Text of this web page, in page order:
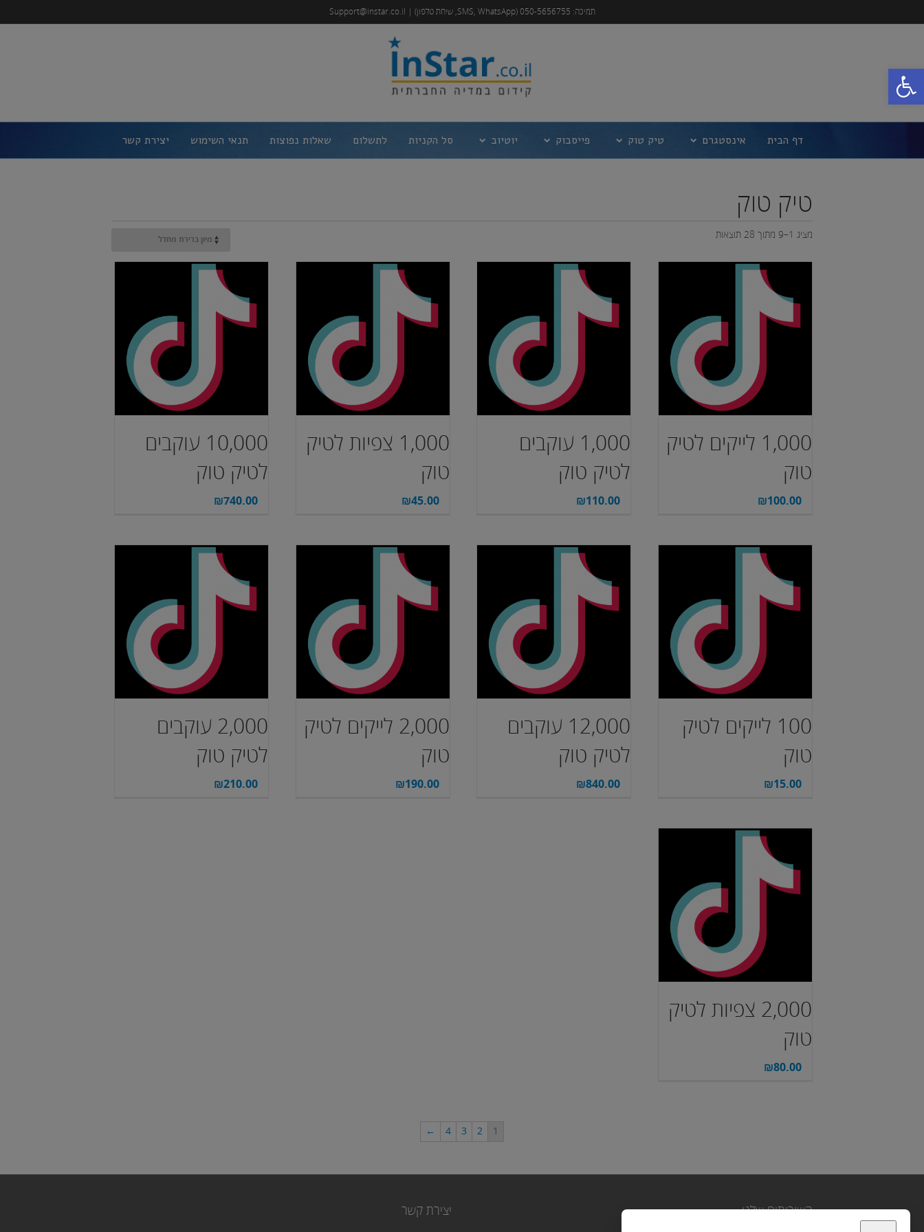
פתח סרגל נגישות
תמיכה: 050-5656755 (SMS, WhatsApp, שיחת טלפון) | Support@instar.co.il
דף הבית אינסטגרם טיק טוק פייסבוק יוטיוב סל הקניות לתשלום שאלות נפוצות תנאי השימוש יצירת קשר
טיק טוק
מציג 1–9 מתוך 28 תוצאות
1,000 לייקים לטיק
טוק
₪100.00
1,000 עוקבים
לטיק טוק
₪110.00
1,000 צפיות לטיק
טוק
₪45.00
10,000 עוקבים
לטיק טוק
₪740.00
100 לייקים לטיק
טוק
₪15.00
12,000 עוקבים
לטיק טוק
₪840.00
2,000 לייקים לטיק
טוק
₪190.00
2,000 עוקבים
לטיק טוק
₪210.00
2,000 צפיות לטיק
טוק
₪80.00
1
2
3
4
←
השירותים שלנו יצירת קשר